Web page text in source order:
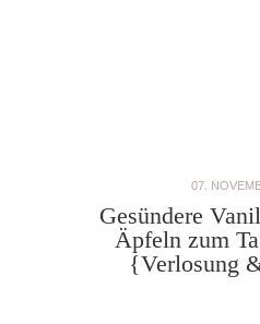
07.
Gesündere
Äpfeln zum
{Verlosung